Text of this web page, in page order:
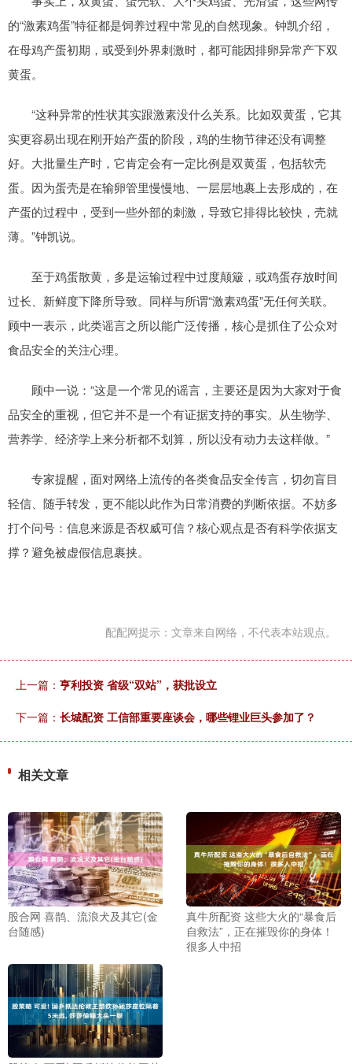
的“激素鸡蛋”特征都是饲养过程中常见的自然现象。钟凯介绍，
在母鸡产蛋初期，或受到外界刺激时，都可能因排卵异常产下双
黄蛋。
“这种异常的性状其实跟激素没什么关系。比如双黄蛋，它其
实更容易出现在刚开始产蛋的阶段，鸡的生物节律还没有调整
好。大批量生产时，它肯定会有一定比例是双黄蛋，包括软壳
蛋。因为蛋壳是在输卵管里慢慢地、一层层地裹上去形成的，在
产蛋的过程中，受到一些外部的刺激，导致它排得比较快，壳就
薄。”钟凯说。
至于鸡蛋散黄，多是运输过程中过度颠簸，或鸡蛋存放时间
过长、新鲜度下降所导致。同样与所谓“激素鸡蛋”无任何关联。
顾中一表示，此类谣言之所以能广泛传播，核心是抓住了公众对
食品安全的关注心理。
顾中一说：“这是一个常见的谣言，主要还是因为大家对于食
品安全的重视，但它并不是一个有证据支持的事实。从生物学、
营养学、经济学上来分析都不划算，所以没有动力去这样做。”
专家提醒，面对网络上流传的各类食品安全传言，切勿盲目
轻信、随手转发，更不能以此作为日常消费的判断依据。不妨多
打个问号：信息来源是否权威可信？核心观点是否有科学依据支
撑？避免被虚假信息裹挟。
配配网提示：文章来自网络，不代表本站观点。
上一篇： 亨利投资 省级“双站”，获批设立
下一篇： 长城配资 工信部重要座谈会，哪些锂业巨头参加了？
相关文章
股合网 喜鹊、流浪犬及其它(金
台随感)
真牛所配资 这些大火的“暴食后
自救法”，正在摧毁你的身体！
很多人中招